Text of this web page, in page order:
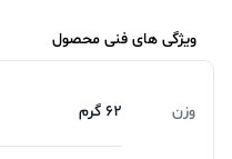
ویژگی های فنی محصول
وزن ۶۲ گرم